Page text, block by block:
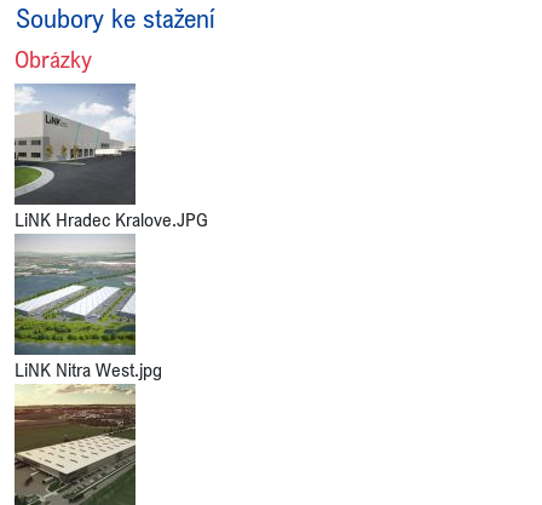
Soubory ke stažení
Obrázky
LiNK Hradec Kralove.JPG
LiNK Nitra West.jpg